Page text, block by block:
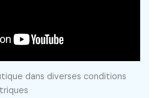
dans diverses conditions